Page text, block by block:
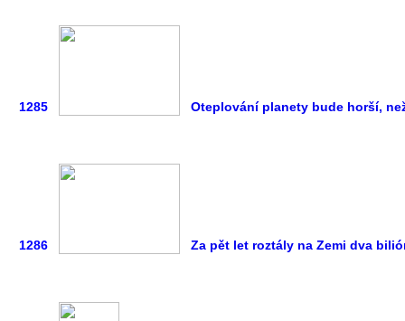
1285 Oteplování planety bude horší,
1286 Za pět let roztály na Zemi dva